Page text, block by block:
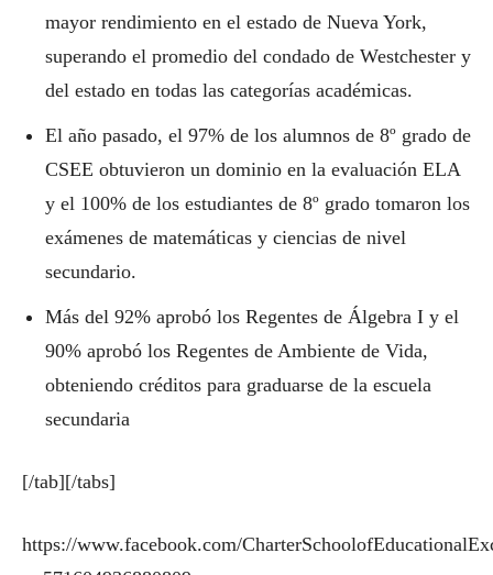
mayor rendimiento en el estado de Nueva York,
superando el promedio del condado de Westchester y
del estado en todas las categorías académicas.
El año pasado, el 97% de los alumnos de 8º grado de
CSEE obtuvieron un dominio en la evaluación ELA
y el 100% de los estudiantes de 8º grado tomaron los
exámenes de matemáticas y ciencias de nivel
secundario.
Más del 92% aprobó los Regentes de Álgebra I y el
90% aprobó los Regentes de Ambiente de Vida,
obteniendo créditos para graduarse de la escuela
secundaria
[/tab][/tabs]
https://www.facebook.com/